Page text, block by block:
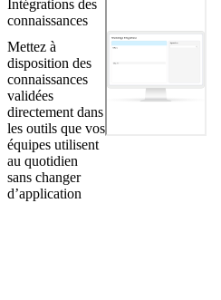
Intégrations des
connaissances
Mettez à
disposition des
connaissances
validées
directement dans
les outils que vos
équipes utilisent
au quotidien
sans changer
d’application